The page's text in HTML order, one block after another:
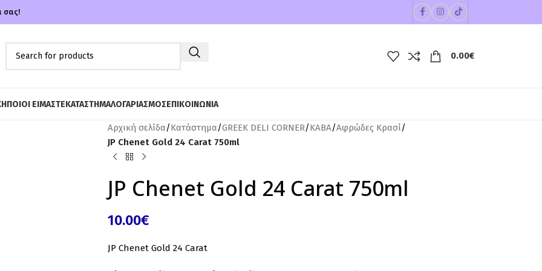
σας!
0.00€
ΠΟΙΟΙ ΕΙΜΑΣΤΕΚΑΤΑΣΤΗΜΑΛΟΓΑΡΙΑΣΜΟΣΕΠΙΚΟΙΝΩΝΙΑ
Αρχική σελίδα/Κατάστημα/GREEK DELI CORNER/ΚΑΒΑ/Αφρώδες Κρασί/
JP Chenet Gold 24 Carat 750ml
JP Chenet Gold 24 Carat 750ml
10.00€
JP Chenet Gold 24 Carat